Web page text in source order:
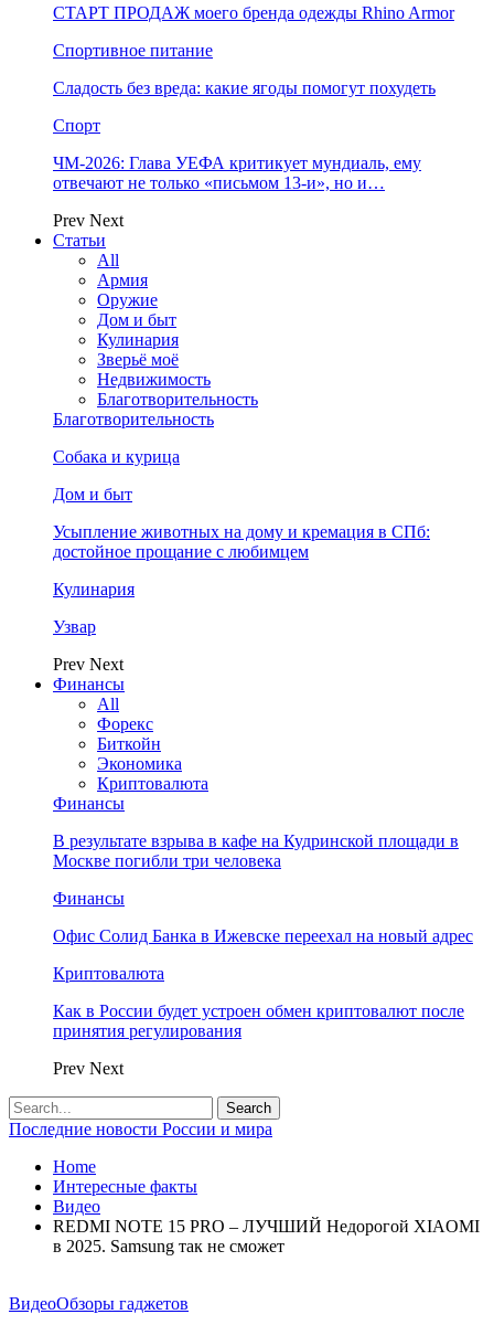
СТАРТ ПРОДАЖ моего бренда одежды Rhino Armor
Спортивное питание
Сладость без вреда: какие ягоды помогут похудеть
Спорт
ЧМ-2026: Глава УЕФА критикует мундиаль, ему
отвечают не только «письмом 13-и», но и…
Prev Next
Статьи
All
Армия
Оружие
Дом и быт
Кулинария
Зверьё моё
Недвижимость
Благотворительность
Благотворительность
Собака и курица
Дом и быт
Усыпление животных на дому и кремация в СПб:
достойное прощание с любимцем
Кулинария
Узвар
Prev Next
Финансы
All
Форекс
Биткойн
Экономика
Криптовалюта
Финансы
В результате взрыва в кафе на Кудринской площади в
Москве погибли три человека
Финансы
Офис Солид Банка в Ижевске переехал на новый адрес
Криптовалюта
Как в России будет устроен обмен криптовалют после
принятия регулирования
Prev Next
Последние новости России и мира
Home
Интересные факты
Видео
REDMI NOTE 15 PRO – ЛУЧШИЙ Недорогой XIAOMI
в 2025. Samsung так не сможет
ВидеоОбзоры гаджетов